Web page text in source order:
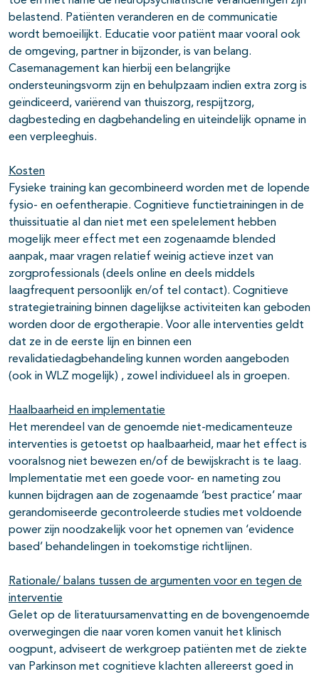
belastend. Patiënten veranderen en de communicatie
wordt bemoeilijkt. Educatie voor patiënt maar vooral ook
de omgeving, partner in bijzonder, is van belang.
Casemanagement kan hierbij een belangrijke
ondersteuningsvorm zijn en behulpzaam indien extra zorg is
geïndiceerd, variërend van thuiszorg, respijtzorg,
dagbesteding en dagbehandeling en uiteindelijk opname in
een verpleeghuis.
Kosten
Fysieke training kan gecombineerd worden met de lopende
fysio- en oefentherapie. Cognitieve functietrainingen in de
thuissituatie al dan niet met een spelelement hebben
mogelijk meer effect met een zogenaamde blended
aanpak, maar vragen relatief weinig actieve inzet van
zorgprofessionals (deels online en deels middels
laagfrequent persoonlijk en/of tel contact). Cognitieve
strategietraining binnen dagelijkse activiteiten kan geboden
worden door de ergotherapie. Voor alle interventies geldt
dat ze in de eerste lijn en binnen een
revalidatiedagbehandeling kunnen worden aangeboden
(ook in WLZ mogelijk) , zowel individueel als in groepen.
Haalbaarheid en implementatie
Het merendeel van de genoemde niet-medicamenteuze
interventies is getoetst op haalbaarheid, maar het effect is
vooralsnog niet bewezen en/of de bewijskracht is te laag.
Implementatie met een goede voor- en nameting zou
kunnen bijdragen aan de zogenaamde ‘best practice’ maar
gerandomiseerde gecontroleerde studies met voldoende
power zijn noodzakelijk voor het opnemen van ‘evidence
based’ behandelingen in toekomstige richtlijnen.
Rationale/ balans tussen de argumenten voor en tegen de
interventie
Gelet op de literatuursamenvatting en de bovengenoemde
overwegingen die naar voren komen vanuit het klinisch
oogpunt, adviseert de werkgroep patiënten met de ziekte
van Parkinson met cognitieve klachten allereerst goed in